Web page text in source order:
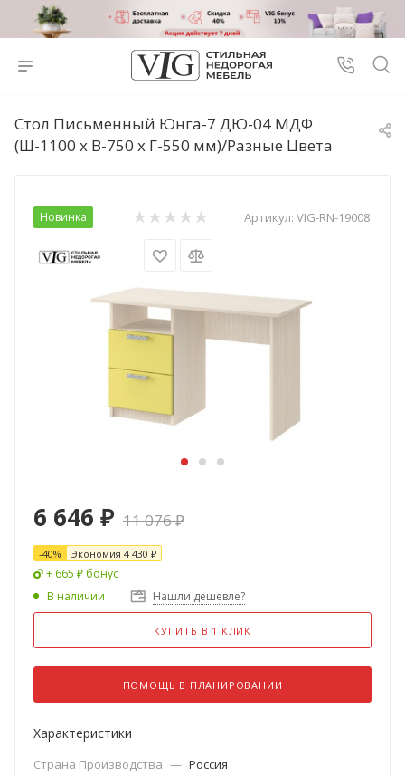
Стол Письменный Юнга-7 ДЮ-04 МДФ
(Ш-1100 x В-750 x Г-550 мм)/Разные Цвета
Новинка Артикул: VIG-RN-19008
6 646 ₽ 11 076₽
-40% Экономия 4 430 ₽
+ 665 ₽ бонус
В наличии
Нашли дешевле?
КУПИТЬ В 1 КЛИК
ПОМОЩЬ В ПЛАНИРОВАНИИ
Характеристики
Страна Производства — Россия